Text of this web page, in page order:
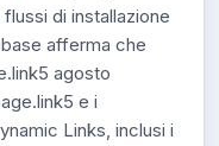
di installazione
afferma che
agosto
e i
Links, inclusi i